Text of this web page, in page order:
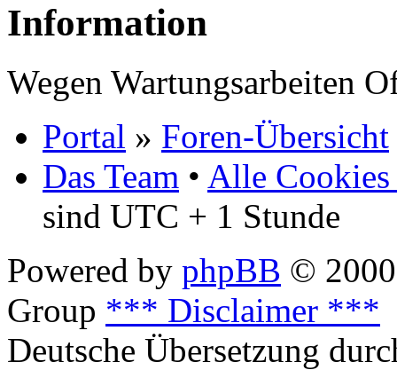
Information
Wegen Wartungsarbeiten
Portal » Foren-Übersicht
Das Team • Alle Cookies
sind UTC + 1 Stunde
Powered by phpBB ©
Group *** Disclaimer ***
Deutsche Übersetzung